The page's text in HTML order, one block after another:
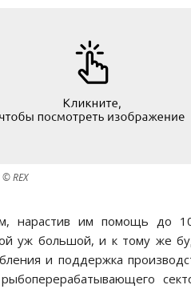
REX
нарастив им помощь до
уж большой, и к тому же
и поддержка